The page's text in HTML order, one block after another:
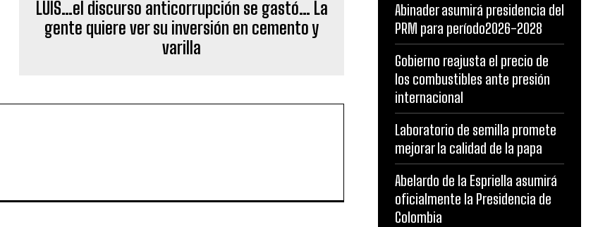
LUIS…el discurso anticorrupción se gastó… La
gente quiere ver su inversión en cemento y
varilla
Abinader asumirá presidencia del
PRM para período2026-2028
Gobierno reajusta el precio de
los combustibles ante presión
internacional
Laboratorio de semilla promete
mejorar la calidad de la papa
Abelardo de la Espriella asumirá
oficialmente la Presidencia de
Colombia